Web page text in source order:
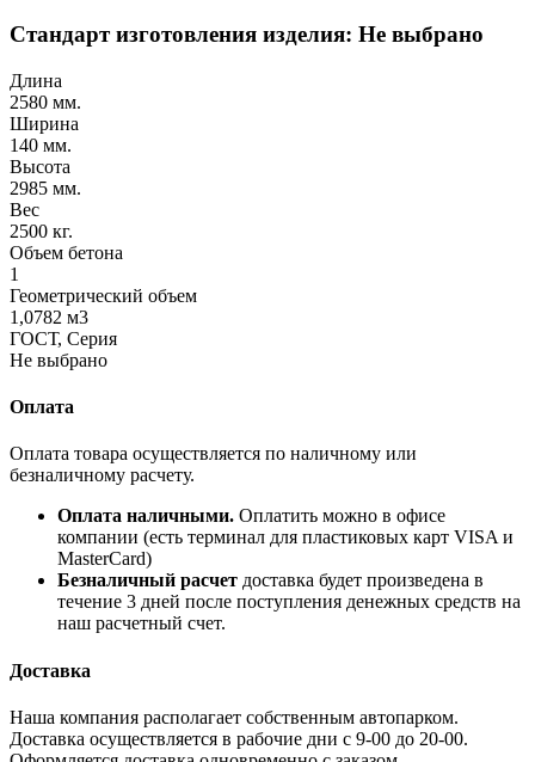
Стандарт изготовления изделия: Не выбрано
Длина
2580 мм.
Ширина
140 мм.
Высота
2985 мм.
Вес
2500 кг.
Объем бетона
1
Геометрический объем
1,0782 м3
ГОСТ, Серия
Не выбрано
Оплата
Оплата товара осуществляется по наличному или
безналичному расчету.
Оплата наличными. Оплатить можно в офисе
компании (есть терминал для пластиковых карт VISA и
MasterCard)
Безналичный расчет доставка будет произведена в
течение 3 дней после поступления денежных средств на
наш расчетный счет.
Доставка
Наша компания располагает собственным автопарком.
Доставка осуществляется в рабочие дни с 9-00 до 20-00.